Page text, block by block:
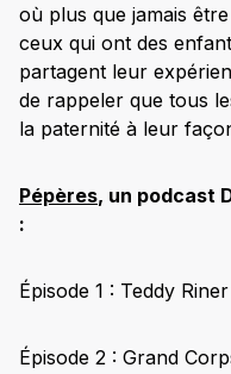
où plus que jamais
ceux qui ont des
partagent leur
de rappeler que tous
la paternité à leur
Pépères, un podcast
:
Épisode 1 : Teddy Riner
Épisode 2 : Grand